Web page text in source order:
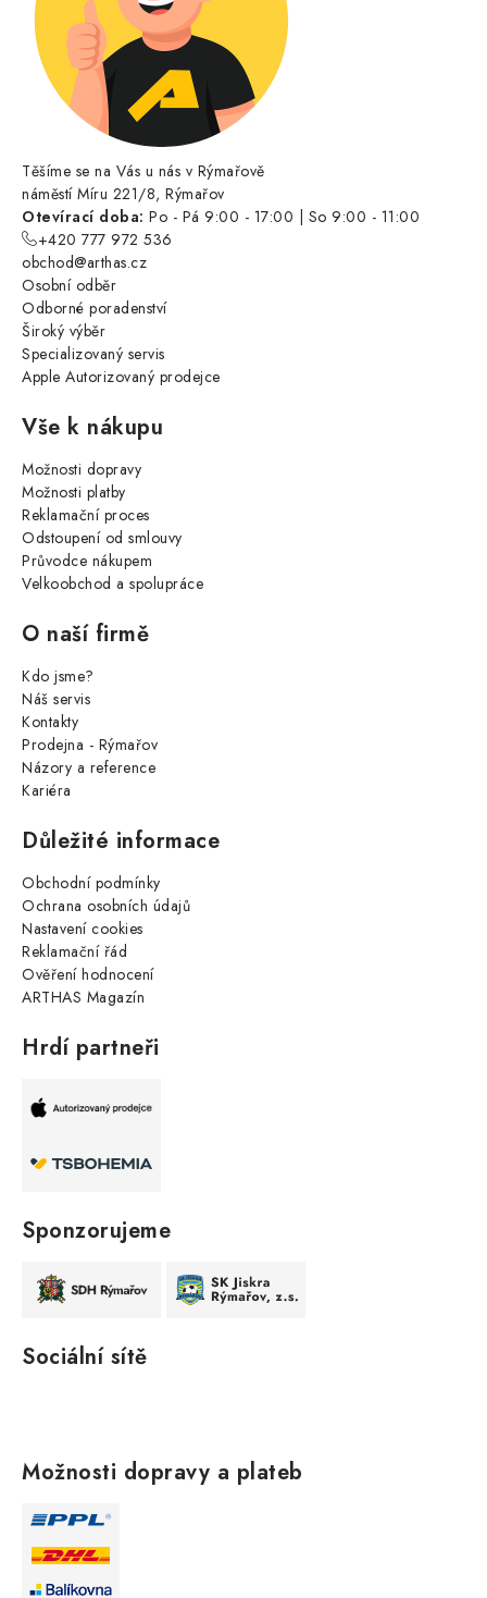
Těšíme se na Vás u nás v Rýmařově
náměstí Míru 221/8, Rýmařov
Otevírací doba: Po - Pá 9:00 - 17:00 | So 9:00 - 11:00
+420 777 972 536
obchod@arthas.cz
Osobní odběr
Odborné poradenství
Široký výběr
Specializovaný servis
Apple Autorizovaný prodejce
Vše k nákupu
Možnosti dopravy
Možnosti platby
Reklamační proces
Odstoupení od smlouvy
Průvodce nákupem
Velkoobchod a spolupráce
O naší firmě
Kdo jsme?
Náš servis
Kontakty
Prodejna - Rýmařov
Názory a reference
Kariéra
Důležité informace
Obchodní podmínky
Ochrana osobních údajů
Nastavení cookies
Reklamační řád
Ověření hodnocení
ARTHAS Magazín
Hrdí partneři
Sponzorujeme
Sociální sítě
Možnosti dopravy a plateb